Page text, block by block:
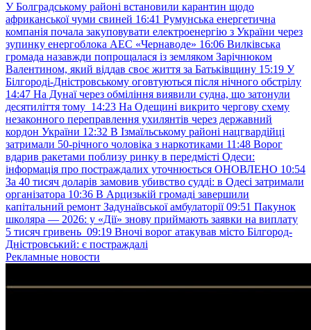
У Болградському районі встановили карантин щодо
африканської чуми свиней 16:41 Румунська енергетична
компанія почала закуповувати електроенергію з України через
зупинку енергоблока АЕС «Чернаводе» 16:06 Вилківська
громада назавжди попрощалася із земляком Зарічнюком
Валентином, який віддав своє життя за Батьківщину 15:19 У
Білгороді-Дністровському оговтуються після нічного обстрілу
14:47 На Дунаї через обміління виявили судна, що затонули
десятиліття тому 14:23 На Одещині викрито чергову схему
незаконного переправлення ухилянтів через державний
кордон України 12:32 В Ізмаїльському районі нацгвардійці
затримали 50-річного чоловіка з наркотиками 11:48 Ворог
вдарив ракетами поблизу ринку в передмісті Одеси:
інформація про постраждалих уточнюється ОНОВЛЕНО 10:54
За 40 тисяч доларів замовив убивство судді: в Одесі затримали
організатора 10:36 В Арцизькій громаді завершили
капітальний ремонт Задунаївської амбулаторії 09:51 Пакунок
школяра — 2026: у «Дії» знову приймають заявки на виплату
5 тисяч гривень 09:19 Вночі ворог атакував місто Білгород-
Дністровський: є постраждалі
Рекламные новости